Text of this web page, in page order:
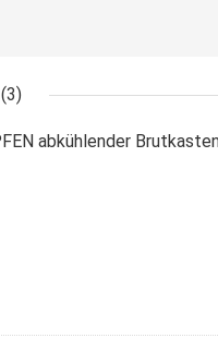
(3)
abkühlender